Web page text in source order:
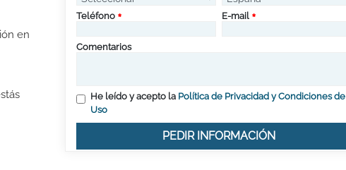
en
Teléfono E-mail
Comentarios
He leído y acepto la Política de Privacidad y Condiciones de
Uso
PEDIR INFORMACIÓN